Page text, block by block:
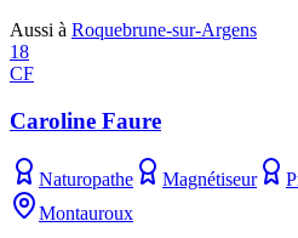
Aussi à Roquebrune-sur-Argens
18
CF
Caroline Faure
Naturopathe Magnétiseur
Montauroux